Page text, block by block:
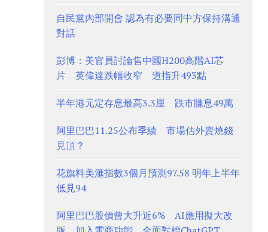
自民黨內部開會 認為有必要同中方保持溝通
對話
彭博：美官員討論售中國H200高階AI芯
片 英偉達跌幅收窄 道指升493點
半年港元定存息最高3.3厘 跌市賺息49萬
阿里巴巴11.25公布季績 市場估外賣燒錢
見頂？
花旗料美滙指數3個月預測97.58 明年上半年
低見94
阿里巴巴股價曾大升近6% AI應用擬大改